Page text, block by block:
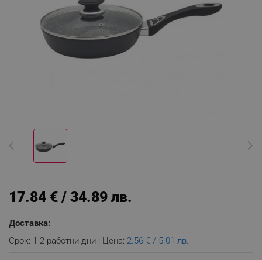
17.84 € / 34.89 лв.
Доставка:
Срок: 1-2 работни дни | Цена: 2.56 € / 5.01 лв.